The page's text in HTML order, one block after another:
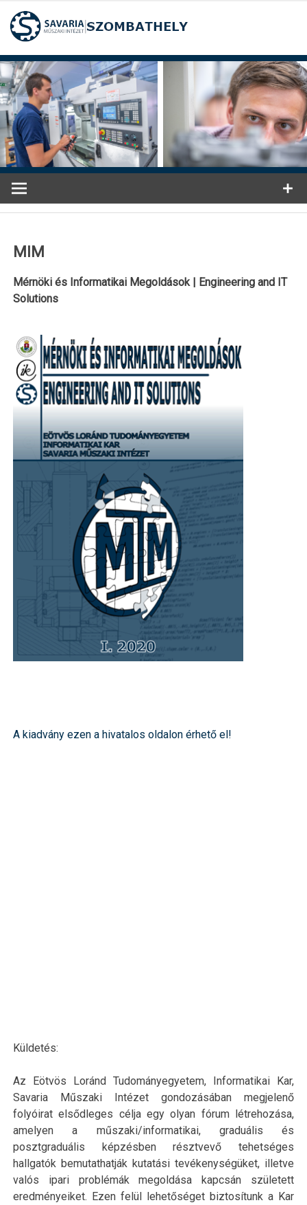
Ugrás
tartalomra
MIM
Mérnöki és Informatikai Megoldások | Engineering and IT
Solutions
A kiadvány ezen a hivatalos oldalon érhető el!
Küldetés:
Az Eötvös Loránd Tudományegyetem, Informatikai Kar,
Savaria Műszaki Intézet gondozásában megjelenő
folyóirat elsődleges célja egy olyan fórum létrehozása,
amelyen a műszaki/informatikai, graduális és
posztgraduális képzésben résztvevő tehetséges
hallgatók bemutathatják kutatási tevékenységüket, illetve
valós ipari problémák megoldása kapcsán született
eredményeiket. Ezen felül lehetőséget biztosítunk a Kar